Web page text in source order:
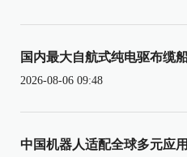
国内最大自航式纯电驱布缆
2026-08-06 09:48
中国机器人适配全球多元应